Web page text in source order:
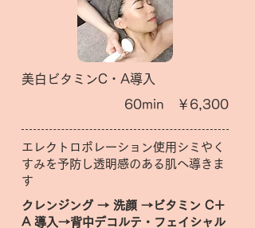
美白ビタミンC・A導入
60min ￥6,300
エレクトロポレーション使用シミやく
すみを予防し透明感のある肌へ導きま
す
クレンジング → 洗顔 →ビタミン C＋
A 導入→背中デコルテ・フェイシャル